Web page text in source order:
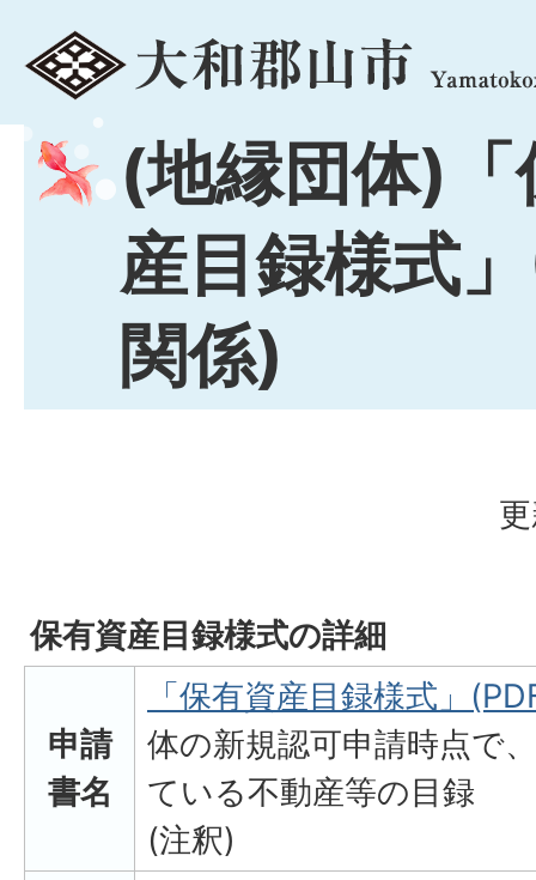
menu
(地縁団体)「
産目録様式
関係)
保有資産目録様式の詳細
申請
書名
「保有資産目録様式」
体の新規認可申請時点で
ている不動産等の目録
(注釈)